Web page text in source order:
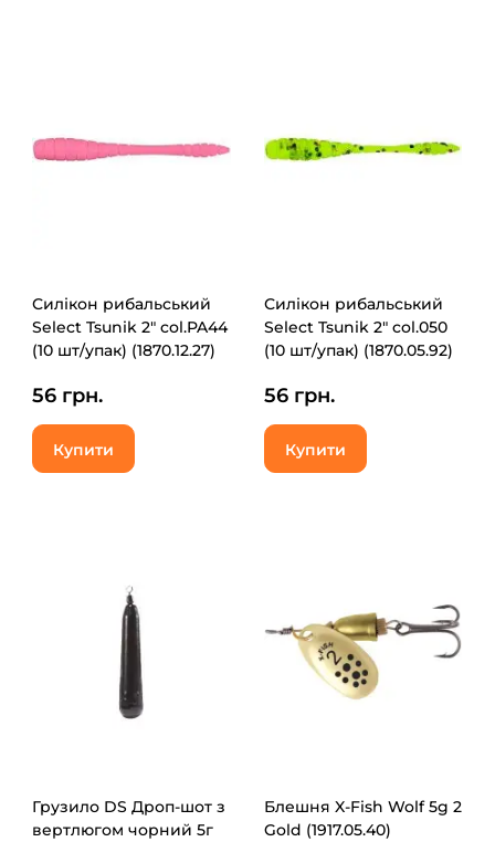
Силікон рибальський
Select Tsunik 2" col.PA44
(10 шт/упак) (1870.12.27)
56 грн.
Купити
Силікон рибальський
Select Tsunik 2" col.050
(10 шт/упак) (1870.05.92)
56 грн.
Купити
Грузило DS Дроп-шот з
вертлюгом чорний 5г
Блешня X-Fish Wolf 5g 2
Gold (1917.05.40)